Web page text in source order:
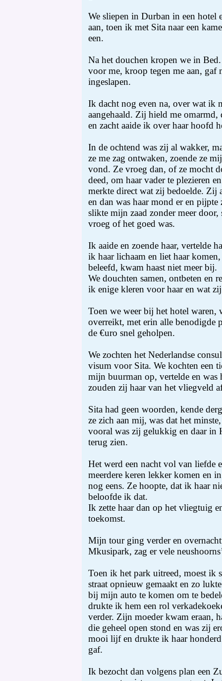
We sliepen in Durban in een hotel
aan, toen ik met Sita naar een
een.
Na het douchen kropen we in
voor me, kroop tegen me aan, gaf
ingeslapen.
Ik dacht nog even na, over wat ik
aangehaald. Zij hield me omarmd,
en zacht aaide ik over haar hoofd
In de ochtend was zij al wakker,
ze me zag ontwaken, zoende ze
vond. Ze vroeg dan, of ze mocht
deed, om haar vader te plezieren
merkte direct wat zij bedoelde. Zij
en dan was haar mond er en
slikte mijn zaad zonder meer door,
vroeg of het goed was.
Ik aaide en zoende haar, vertelde
ik haar lichaam en liet haar
beleefd, kwam haast niet meer bij.
We douchten samen, ontbeten en
ik enige kleren voor haar en wat
Toen we weer bij het hotel waren,
overreikt, met erin alle benodigde
de €uro snel geholpen.
We zochten het Nederlandse
visum voor Sita. We kochten een
mijn buurman op, vertelde en was
zouden zij haar van het vliegveld
Sita had geen woorden, kende
ze zich aan mij, was dat het
vooral was zij gelukkig en daar in
terug zien.
Het werd een nacht vol van liefde
meerdere keren lekker komen en
nog eens. Ze hoopte, dat ik haar
beloofde ik dat.
Ik zette haar dan op het vliegtuig
toekomst.
Mijn tour ging verder en
Mkusipark, zag er vele
Toen ik het park uitreed, moest ik
straat opnieuw gemaakt en zo
bij mijn auto te komen om te
drukte ik hem een rol
verder. Zijn moeder kwam eraan,
die geheel open stond en was zij
mooi lijf en drukte ik haar
gaf.
Ik bezocht dan volgens plan een